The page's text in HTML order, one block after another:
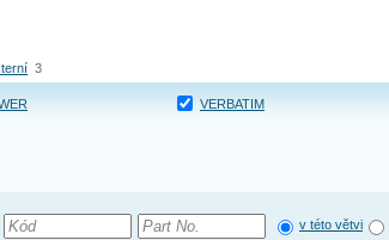
3
VERBATIM
v této větvi